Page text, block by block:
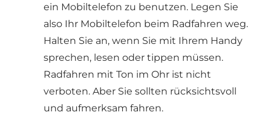
ein Mobiltelefon zu benutzen. Legen Sie
also Ihr Mobiltelefon beim Radfahren weg.
Halten Sie an, wenn Sie mit Ihrem Handy
sprechen, lesen oder tippen müssen.
Radfahren mit Ton im Ohr ist nicht
verboten. Aber Sie sollten rücksichtsvoll
und aufmerksam fahren.